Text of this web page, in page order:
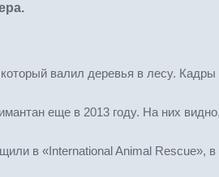
валил деревья в лесу.
еще в 2013 году. На них видно,
в «International Animal Rescue», в